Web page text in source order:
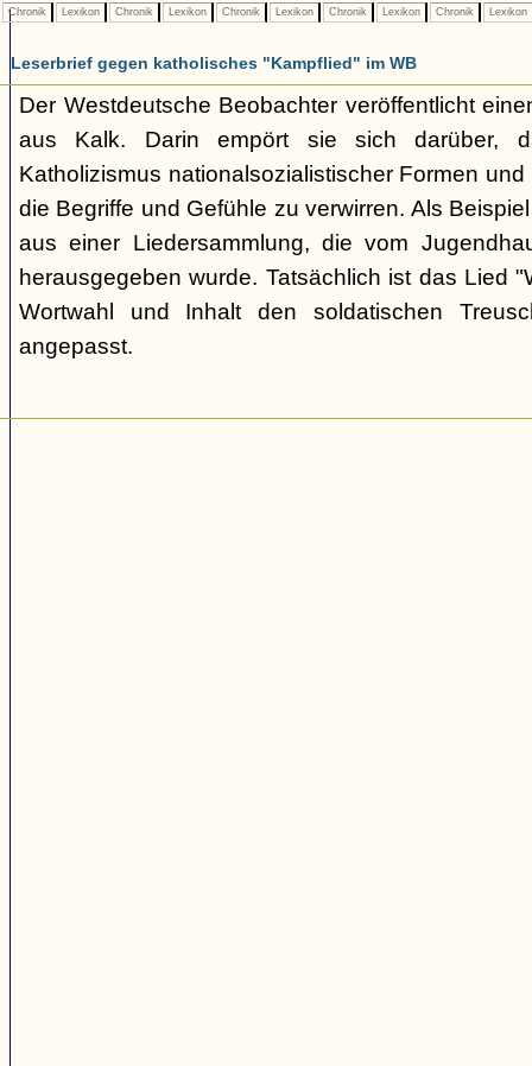
Chronik Lexikon Chronik Lexikon Chronik Lexikon Chronik Lexikon Chronik Lexikon
Leserbrief gegen katholisches "Kampflied" im WB
Der Westdeutsche Beobachter veröffentlicht
aus Kalk. Darin empört sie sich darüber,
Katholizismus nationalsozialistischer Formen
die Begriffe und Gefühle zu verwirren. Als
aus einer Liedersammlung, die vom
herausgegeben wurde. Tatsächlich ist das Lied
Wortwahl und Inhalt den soldatischen
angepasst.